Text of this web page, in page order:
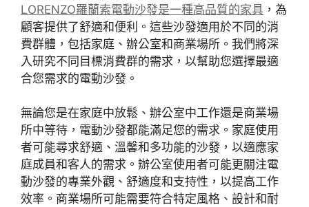
LORENZO羅蘭索電動沙發是一種高品質的家具 ，為
顧客提供了舒適和便利。這些沙發適用於不同的消
費群體，包括家庭、辦公室和商業場所。我們將深
入研究不同目標消費群的需求，以幫助您選擇最適
合您需求的電動沙發。
無論您是在家庭中放鬆、辦公室中工作還是商業場
所中等待，電動沙發都能滿足您的需求。家庭使用
者可能尋求舒適、溫馨和多功能的沙發，以適應家
庭成員和客人的需求。辦公室使用者可能更關注電
動沙發的專業外觀、舒適度和支持性，以提高工作
效率。商業場所可能需要符合特定風格、設計和耐